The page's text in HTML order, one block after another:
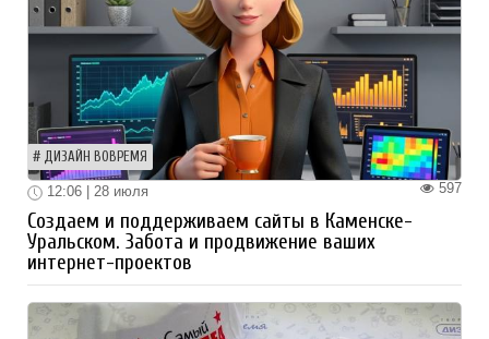
ДИЗАЙН ВОВРЕМЯ
597
12:06 | 28 июля
Создаем и поддерживаем сайты в Каменске-
Уральском. Забота и продвижение ваших
интернет-проектов